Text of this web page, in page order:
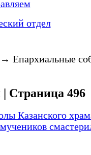
отдел
→ Епархиальные
Страница 496
Казанского